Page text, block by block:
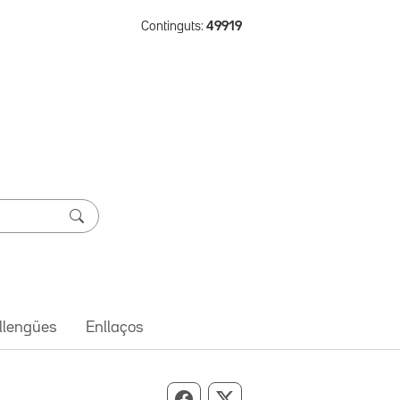
Continguts: 49919
Enllaços